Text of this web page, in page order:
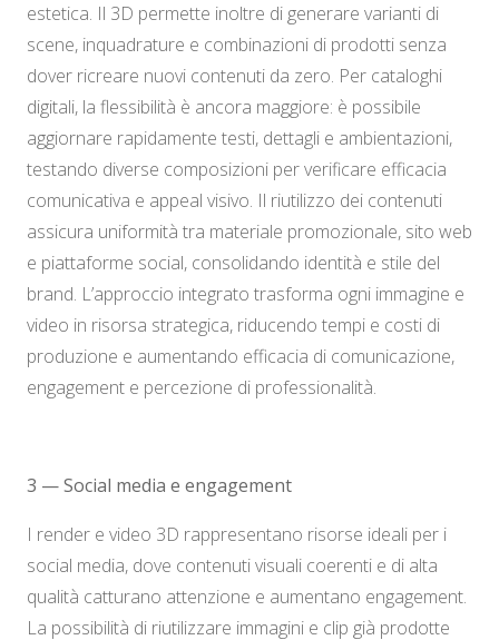
estetica. Il 3D permette inoltre di generare varianti di
scene, inquadrature e combinazioni di prodotti senza
dover ricreare nuovi contenuti da zero. Per cataloghi
digitali, la flessibilità è ancora maggiore: è possibile
aggiornare rapidamente testi, dettagli e ambientazioni,
testando diverse composizioni per verificare efficacia
comunicativa e appeal visivo. Il riutilizzo dei contenuti
assicura uniformità tra materiale promozionale, sito web
e piattaforme social, consolidando identità e stile del
brand. L’approccio integrato trasforma ogni immagine e
video in risorsa strategica, riducendo tempi e costi di
produzione e aumentando efficacia di comunicazione,
engagement e percezione di professionalità.
3 — Social media e engagement
I render e video 3D rappresentano risorse ideali per i
social media, dove contenuti visuali coerenti e di alta
qualità catturano attenzione e aumentano engagement.
La possibilità di riutilizzare immagini e clip già prodotte